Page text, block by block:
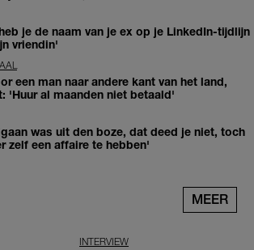
je de naam van je ex op je LinkedIn-tijdlijn
vriendin'
een man naar andere kant van het land,
'Huur al maanden niet betaald'
was uit den boze, dat deed je niet, toch
zelf een affaire te hebben'
MEER
INTERVIEW